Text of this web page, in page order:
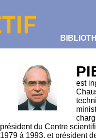
est
président du Centre
1979 à 1993, et président